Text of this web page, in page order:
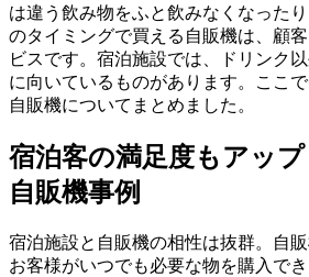
は違う飲み物をふと飲みなくなった
のタイミングで買える自販機は、顧
ビスです。宿泊施設では、ドリンク
に向いているものがあります。ここ
自販機についてまとめました。
宿泊客の満足度もアッ
自販機事例
宿泊施設と自販機の相性は抜群。自販
お客様がいつでも必要な物を購入で